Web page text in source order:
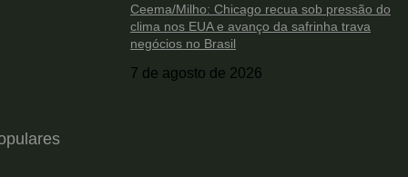
Ceema/Milho: Chicago recua sob pressão do
clima nos EUA e avanço da safrinha trava
negócios no Brasil
7 de agosto de 2026